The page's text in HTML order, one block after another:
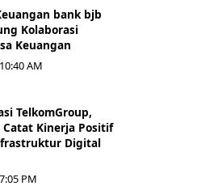
bank bjb
Kolaborasi
Keuangan
AM
TelkomGroup,
Kinerja Positif
Digital
PM